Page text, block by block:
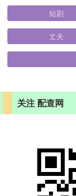
短剧
丈夫
关注 配查网